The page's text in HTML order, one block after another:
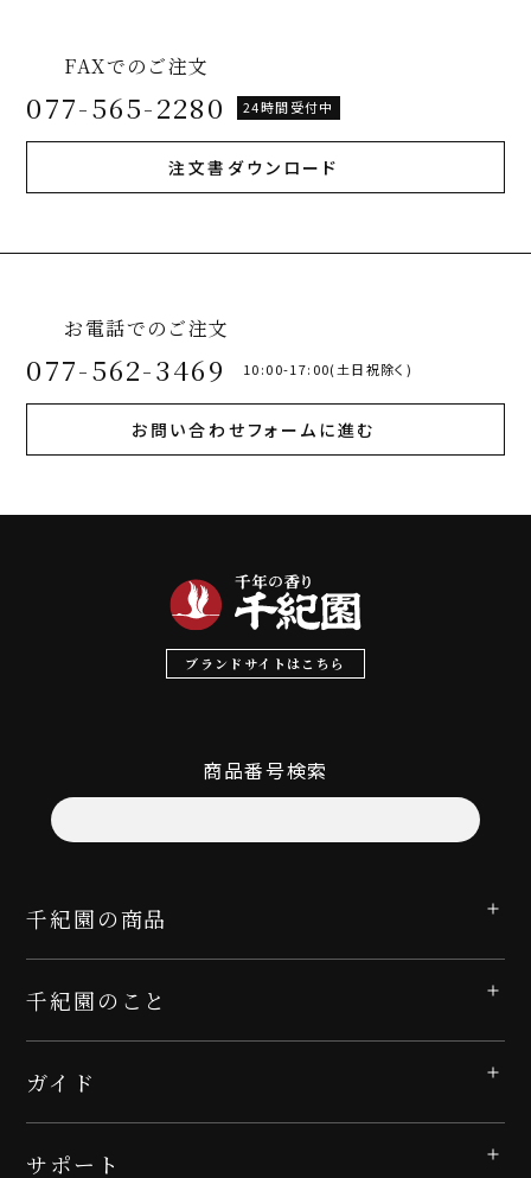
FAXでのご注文
077-565-2280 24時間受付中
注文書ダウンロード
お電話でのご注文
077-562-3469 10:00-17:00(土日祝除く)
お問い合わせフォームに進む
ブランドサイトはこちら
商品番号検索
千紀園の商品
千紀園のこと
ガイド
サポート